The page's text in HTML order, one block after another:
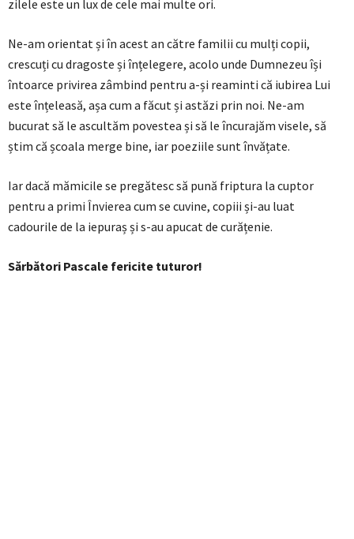
zilele este un lux de cele mai multe ori.
Ne-am orientat și în acest an către familii cu mulți copii,
crescuți cu dragoste și înțelegere, acolo unde Dumnezeu își
întoarce privirea zâmbind pentru a-și reaminti că iubirea Lui
este înțeleasă, așa cum a făcut și astăzi prin noi. Ne-am
bucurat să le ascultăm povestea și să le încurajăm visele, să
știm că școala merge bine, iar poeziile sunt învățate.
Iar dacă mămicile se pregătesc să pună friptura la cuptor
pentru a primi Învierea cum se cuvine, copiii și-au luat
cadourile de la iepuraș și s-au apucat de curățenie.
Sărbători Pascale fericite tuturor!